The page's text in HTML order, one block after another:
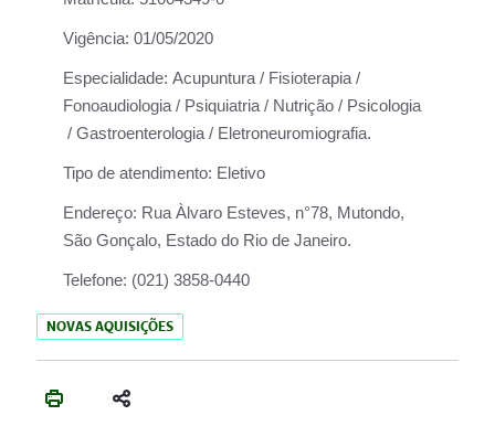
Vigência: 01/05/2020
Especialidade: Acupuntura / Fisioterapia /
Fonoaudiologia / Psiquiatria / Nutrição / Psicologia
/ Gastroenterologia / Eletroneuromiografia.
Tipo de atendimento: Eletivo
Endereço: Rua Àlvaro Esteves, n°78, Mutondo,
São Gonçalo, Estado do Rio de Janeiro.
Telefone: (021) 3858-0440
NOVAS AQUISIÇÕES